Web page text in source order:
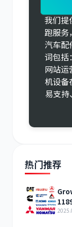
我们提
跑服务
汽车配
词包括
网站运
机设备
易支
热门推荐